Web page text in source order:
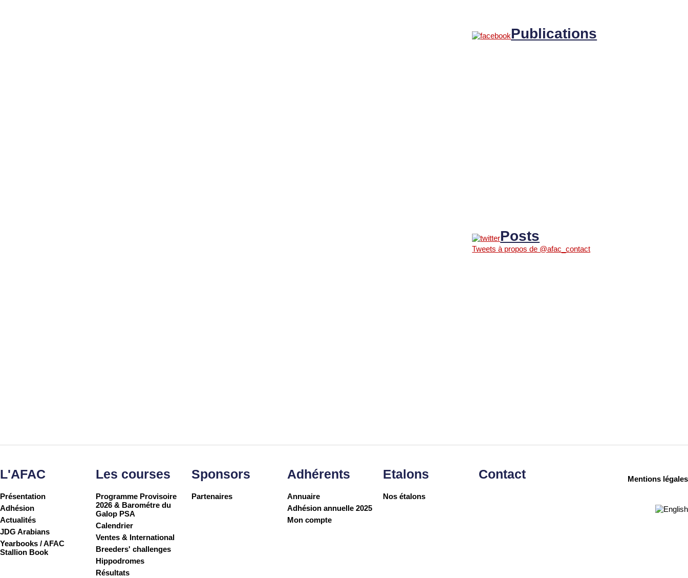
Publications
Posts
Tweets à propos de @afac_contact
L'AFAC
Présentation
Adhésion
Actualités
JDG Arabians
Yearbooks / AFAC
Stallion Book
Les courses
Programme Provisoire
2026 & Barométre du
Galop PSA
Calendrier
Ventes & International
Breeders' challenges
Hippodromes
Résultats
Sponsors
Partenaires
Adhérents
Annuaire
Adhésion annuelle 2025
Mon compte
Etalons
Nos étalons
Contact Mentions légales